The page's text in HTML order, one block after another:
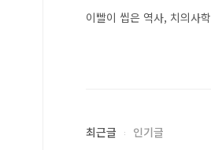
이빨이 씹은 역사, 치의사학
최근글 인기글